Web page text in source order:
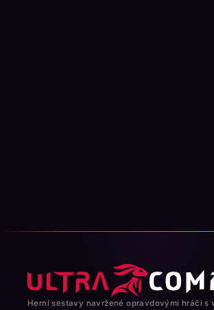
Herní sestavy navržené opravdovými hráči s